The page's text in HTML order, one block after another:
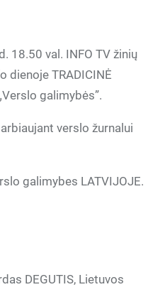
18.50 val. INFO TV žinių
dienoje TRADICINĖ
galimybės”.
verslo žurnalui
galimybes LATVIJOJE.
DEGUTIS, Lietuvos